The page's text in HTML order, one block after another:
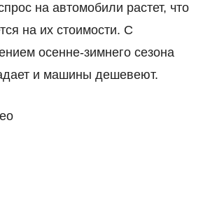
на автомобили растет, что
на их стоимости. С
осенне-зимнего сезона
и машины дешевеют.